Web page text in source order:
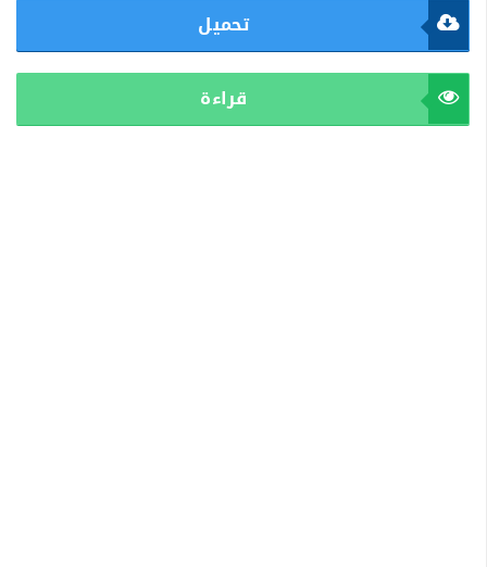
تحميل
قراءة